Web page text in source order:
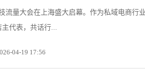
流量大会在上海盛大启幕。作为私域电商行
代表，共话行...
04-19 17:56